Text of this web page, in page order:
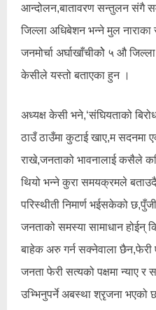
आन्दोलन,बातावरण सन्तुलन संगै
जिल्ला अधिबेशन भन्ने मुल नाराका
जनमोर्चा अर्घाखाँचीकोे ५ औ
केसीले यस्तो बताएका हुन ।
अध्यक्ष केसी भने,‘संघियताको बिरोध
ठाउँ ठाउँमा कुटाई खाए,म सदनमा
राखे,जनताको भावनालाई कसैले
थियो भन्ने कुरा समयक्रमले
परिस्थीती निमार्ण भईसकेको
जनताको समस्या सामाधान होईन्
बाहेक अरु गर्न सक्नेवाला
जनता फेरी सत्यको पक्षमा न्याए र
उभ्भिनुपर्ने अबस्था श्रृजना भएको